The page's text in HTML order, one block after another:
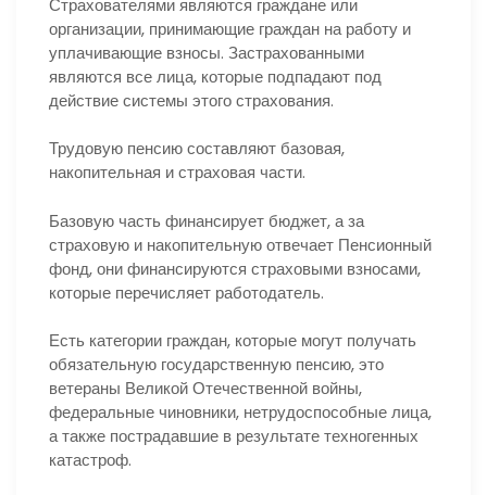
Страхователями являются граждане или
организации, принимающие граждан на работу и
уплачивающие взносы. Застрахованными
являются все лица, которые подпадают под
действие системы этого страхования.
Трудовую пенсию составляют базовая,
накопительная и страховая части.
Базовую часть финансирует бюджет, а за
страховую и накопительную отвечает Пенсионный
фонд, они финансируются страховыми взносами,
которые перечисляет работодатель.
Есть категории граждан, которые могут получать
обязательную государственную пенсию, это
ветераны Великой Отечественной войны,
федеральные чиновники, нетрудоспособные лица,
а также пострадавшие в результате техногенных
катастроф.